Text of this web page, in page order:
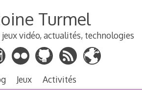
Turmel
vidéo, actualités, technologies
Jeux Activités